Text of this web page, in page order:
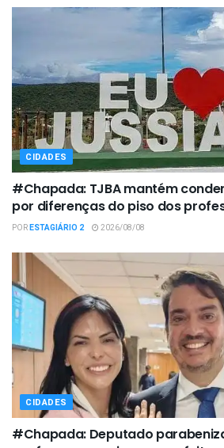
CIDADES
#Chapada: TJBA mantém
por diferenças do piso dos
PORESTAGIÁRIO 2 2026/08/08
CIDADES
#Chapada: Deputado